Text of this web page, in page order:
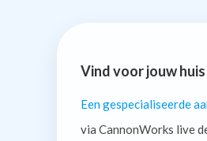
Vind voor jouw huis
Een gespecialiseerde
via CannonWorks live